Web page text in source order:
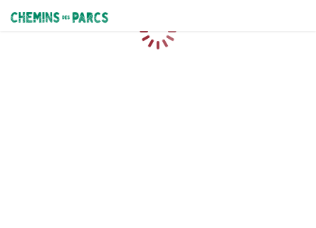
Chemins des Parcs
Caricamento